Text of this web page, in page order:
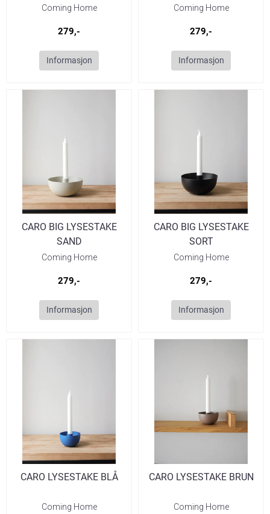
Coming Home
279,-
Informasjon
Coming Home
279,-
Informasjon
CARO BIG LYSESTAKE
SAND
Coming Home
279,-
Informasjon
CARO BIG LYSESTAKE
SORT
Coming Home
279,-
Informasjon
CARO LYSESTAKE BLÅ
Coming Home
CARO LYSESTAKE BRUN
Coming Home